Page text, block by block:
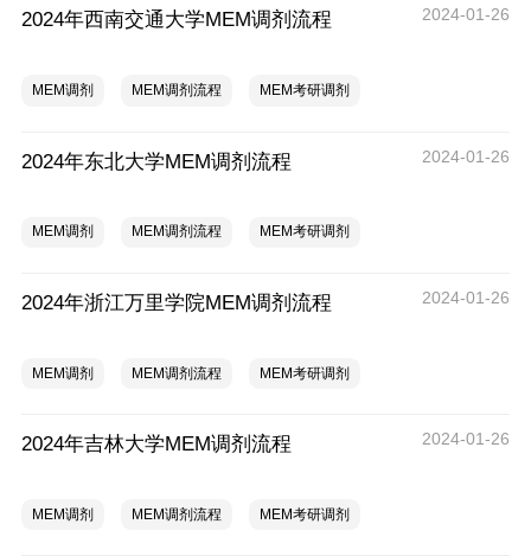
2024年西南交通大学MEM调剂流程 2024-01-26
MEM调剂 MEM调剂流程 MEM考研调剂
2024年东北大学MEM调剂流程 2024-01-26
MEM调剂 MEM调剂流程 MEM考研调剂
2024年浙江万里学院MEM调剂流程 2024-01-26
MEM调剂 MEM调剂流程 MEM考研调剂
2024年吉林大学MEM调剂流程 2024-01-26
MEM调剂 MEM调剂流程 MEM考研调剂